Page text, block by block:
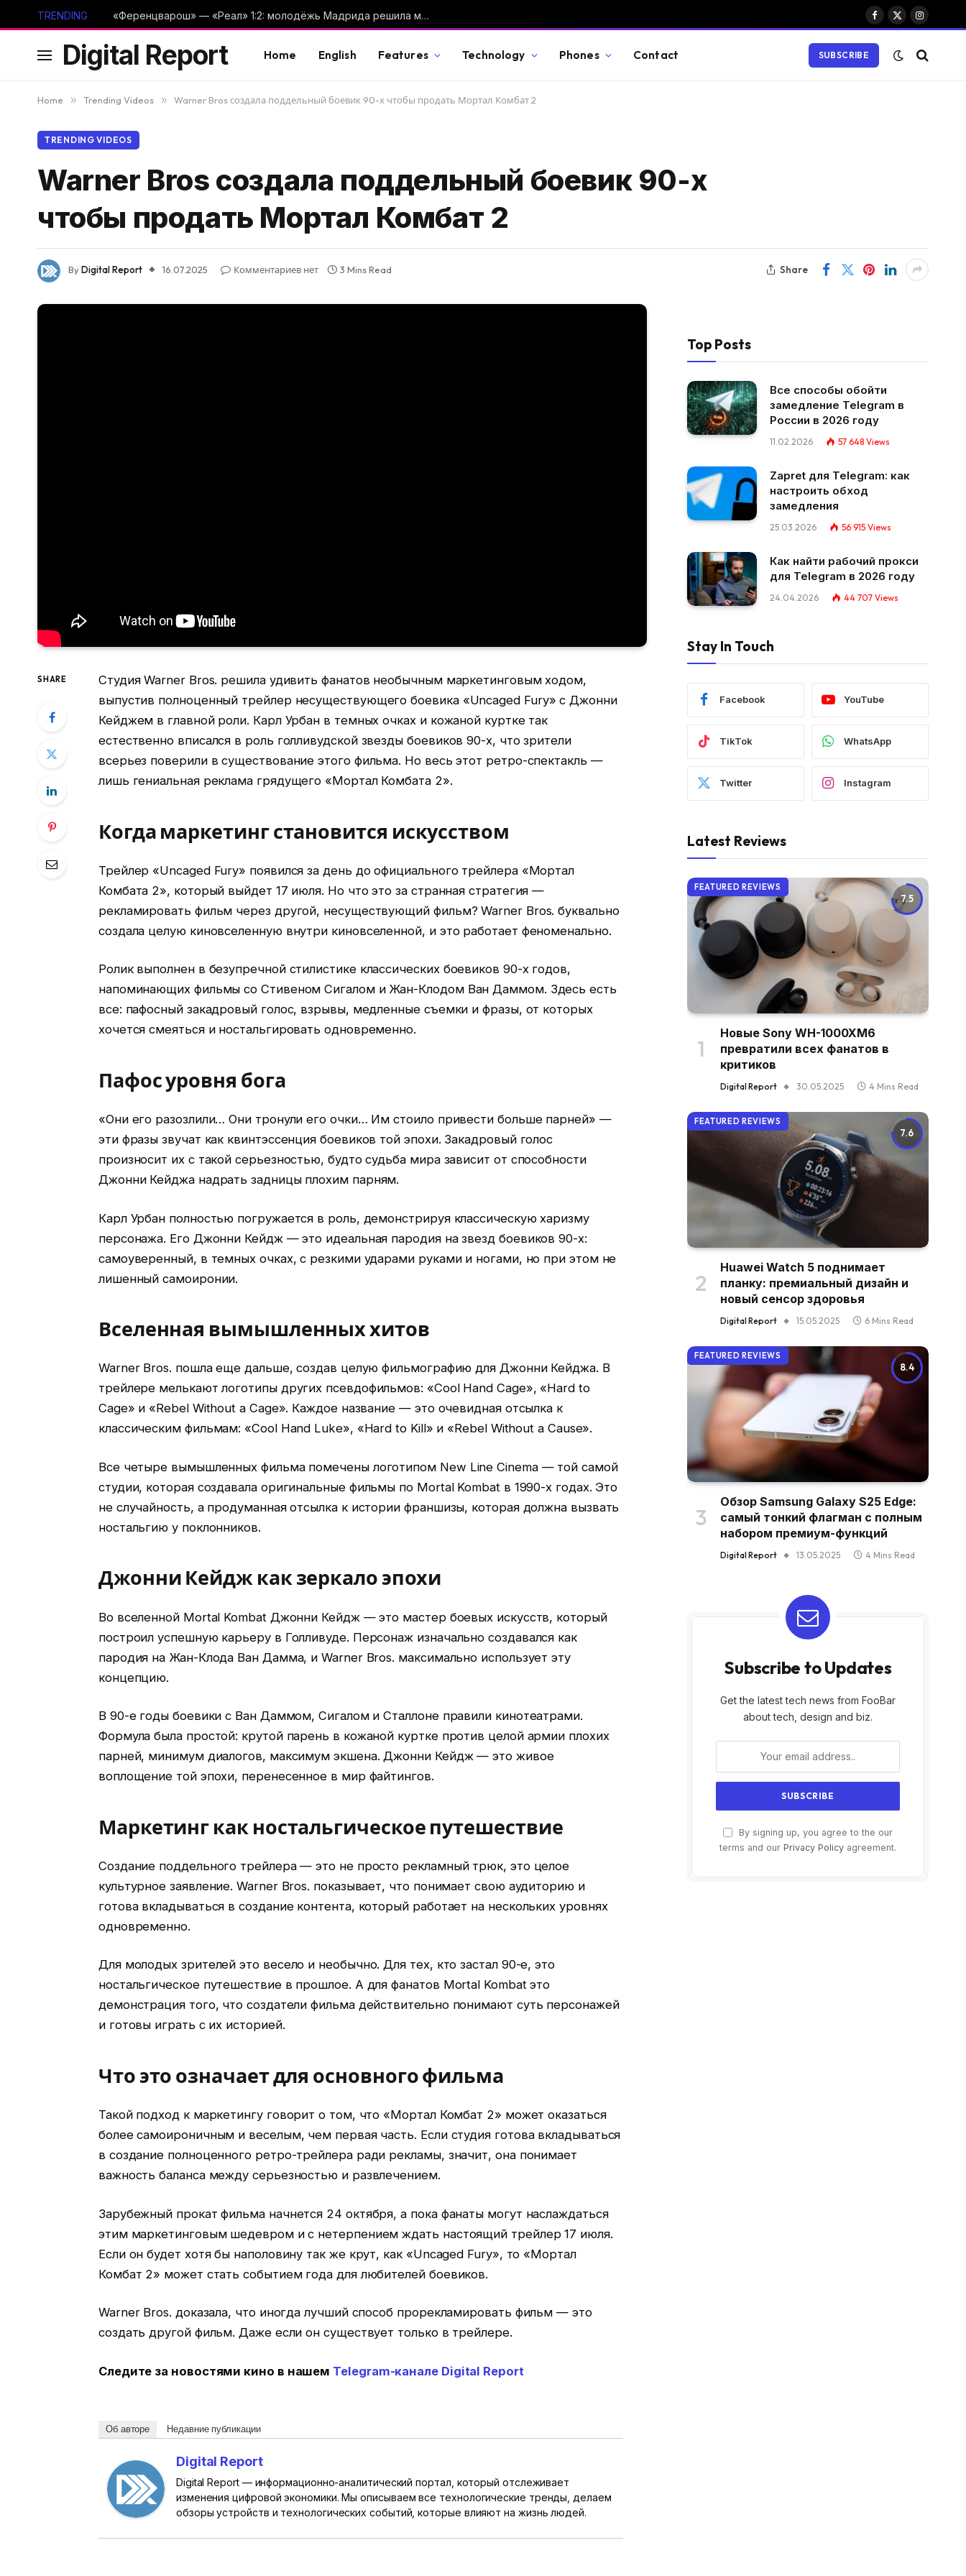
TRENDING «Ференцварош» — «Реал» 1:2: молодёжь Мадрида решила матч в Будапеште
Facebook
X
Instagram
Digital Report Home English Features Technology Phones Contact SUBSCRIBE
Home » Trending Videos » Warner Bros создала поддельный боевик 90-х чтобы продать Мортал Комбат 2
TRENDING VIDEOS
Warner Bros создала поддельный боевик 90-х
чтобы продать Мортал Комбат 2
ByDigital Report 16.07.2025 Комментариев нет 3 Mins Read Share
SHARE
Студия Warner Bros. решила удивить фанатов необычным маркетинговым ходом,
выпустив полноценный трейлер несуществующего боевика «Uncaged Fury» с Джонни
Кейджем в главной роли. Карл Урбан в темных очках и кожаной куртке так
естественно вписался в роль голливудской звезды боевиков 90-х, что зрители
всерьез поверили в существование этого фильма. Но весь этот ретро-спектакль —
лишь гениальная реклама грядущего «Мортал Комбата 2».
Когда маркетинг становится искусством
Трейлер «Uncaged Fury» появился за день до официального трейлера «Мортал
Комбата 2», который выйдет 17 июля. Но что это за странная стратегия —
рекламировать фильм через другой, несуществующий фильм? Warner Bros. буквально
создала целую киновселенную внутри киновселенной, и это работает феноменально.
Ролик выполнен в безупречной стилистике классических боевиков 90-х годов,
напоминающих фильмы со Стивеном Сигалом и Жан-Клодом Ван Даммом. Здесь есть
все: пафосный закадровый голос, взрывы, медленные съемки и фразы, от которых
хочется смеяться и ностальгировать одновременно.
Пафос уровня бога
«Они его разозлили… Они тронули его очки… Им стоило привести больше парней» —
эти фразы звучат как квинтэссенция боевиков той эпохи. Закадровый голос
произносит их с такой серьезностью, будто судьба мира зависит от способности
Джонни Кейджа надрать задницы плохим парням.
Карл Урбан полностью погружается в роль, демонстрируя классическую харизму
персонажа. Его Джонни Кейдж — это идеальная пародия на звезд боевиков 90-х:
самоуверенный, в темных очках, с резкими ударами руками и ногами, но при этом не
лишенный самоиронии.
Вселенная вымышленных хитов
Warner Bros. пошла еще дальше, создав целую фильмографию для Джонни Кейджа. В
трейлере мелькают логотипы других псевдофильмов: «Cool Hand Cage», «Hard to
Cage» и «Rebel Without a Cage». Каждое название — это очевидная отсылка к
классическим фильмам: «Cool Hand Luke», «Hard to Kill» и «Rebel Without a Cause».
Все четыре вымышленных фильма помечены логотипом New Line Cinema — той самой
студии, которая создавала оригинальные фильмы по Mortal Kombat в 1990-х годах. Это
не случайность, а продуманная отсылка к истории франшизы, которая должна вызвать
ностальгию у поклонников.
Джонни Кейдж как зеркало эпохи
Во вселенной Mortal Kombat Джонни Кейдж — это мастер боевых искусств, который
построил успешную карьеру в Голливуде. Персонаж изначально создавался как
пародия на Жан-Клода Ван Дамма, и Warner Bros. максимально использует эту
концепцию.
В 90-е годы боевики с Ван Даммом, Сигалом и Сталлоне правили кинотеатрами.
Формула была простой: крутой парень в кожаной куртке против целой армии плохих
парней, минимум диалогов, максимум экшена. Джонни Кейдж — это живое
воплощение той эпохи, перенесенное в мир файтингов.
Маркетинг как ностальгическое путешествие
Создание поддельного трейлера — это не просто рекламный трюк, это целое
культурное заявление. Warner Bros. показывает, что понимает свою аудиторию и
готова вкладываться в создание контента, который работает на нескольких уровнях
одновременно.
Для молодых зрителей это весело и необычно. Для тех, кто застал 90-е, это
ностальгическое путешествие в прошлое. А для фанатов Mortal Kombat это
демонстрация того, что создатели фильма действительно понимают суть персонажей
и готовы играть с их историей.
Что это означает для основного фильма
Такой подход к маркетингу говорит о том, что «Мортал Комбат 2» может оказаться
более самоироничным и веселым, чем первая часть. Если студия готова вкладываться
в создание полноценного ретро-трейлера ради рекламы, значит, она понимает
важность баланса между серьезностью и развлечением.
Зарубежный прокат фильма начнется 24 октября, а пока фанаты могут наслаждаться
этим маркетинговым шедевром и с нетерпением ждать настоящий трейлер 17 июля.
Если он будет хотя бы наполовину так же крут, как «Uncaged Fury», то «Мортал
Комбат 2» может стать событием года для любителей боевиков.
Warner Bros. доказала, что иногда лучший способ прорекламировать фильм — это
создать другой фильм. Даже если он существует только в трейлере.
Следите за новостями кино в нашем Telegram-канале Digital Report
Об авторе Недавние публикации
Digital Report
Digital Report — информационно-аналитический портал, который отслеживает
изменения цифровой экономики. Мы описываем все технологические тренды, делаем
обзоры устройств и технологических событий, которые влияют на жизнь людей.
Top Posts
Все способы обойти
замедление Telegram в
России в 2026 году
11.02.2026 57 648 Views
Zapret для Telegram: как
настроить обход
замедления
25.03.2026 56 915 Views
Как найти рабочий прокси
для Telegram в 2026 году
24.04.2026 44 707 Views
Stay In Touch
Facebook YouTube
TikTok WhatsApp
Twitter Instagram
Latest Reviews
7.5
FEATURED REVIEWS
Новые Sony WH-1000XM6
превратили всех фанатов в
критиков
Digital Report 30.05.2025 4 Mins Read
7.6
FEATURED REVIEWS
Huawei Watch 5 поднимает
планку: премиальный дизайн и
новый сенсор здоровья
Digital Report 15.05.2025 6 Mins Read
8.4
FEATURED REVIEWS
Обзор Samsung Galaxy S25 Edge:
самый тонкий флагман с полным
набором премиум-функций
Digital Report 13.05.2025 4 Mins Read
Subscribe to Updates
Get the latest tech news from FooBar
about tech, design and biz.
By signing up, you agree to the our
terms and our Privacy Policy agreement.